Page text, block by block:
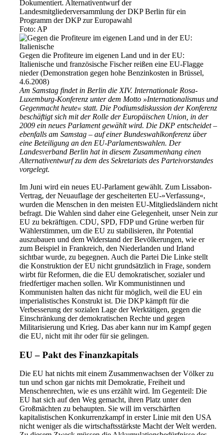
Dokumentiert. Alternativentwurf der
Landesmitgliederversammlung der DKP Berlin für ein
Programm der DKP zur Europawahl
Foto: AP
Gegen die Profiteure im eigenen Land und in der EU:
Italienische und französische Fischer reißen eine EU-Flagge
nieder (Demonstration gegen hohe Benzinkosten in Brüssel,
4.6.2008)
Am Samstag findet in Berlin die XIV. Internationale Rosa-
Luxemburg-Konferenz unter dem Motto »Internationalismus und
Gegenmacht heute« statt. Die Podiumsdiskussion der Konferenz
beschäftigt sich mit der Rolle der Europäischen Union, in der
2009 ein neues Parlament gewählt wird. Die DKP entscheidet –
ebenfalls am Samstag – auf einer Bundeswahlkonferenz über
eine Beteiligung an den EU-Parlamentswahlen. Der
Landesverband Berlin hat in diesem Zusammenhang einen
Alternativentwurf zu dem des Sekretariats des Parteivorstandes
vorgelegt.
Im Juni wird ein neues EU-Parlament gewählt. Zum Lissabon-
Vertrag, der Neuauflage der gescheiterten EU-»Verfassung«,
wurden die Menschen in den meisten EU-Mitgliedsländern nicht
befragt. Die Wahlen sind daher eine Gelegenheit, unser Nein zur
EU zu bekräftigen. CDU, SPD, FDP und Grüne werben für
Wählerstimmen, um die EU zu stabilisieren, ihr Potential
auszubauen und dem Widerstand der Bevölkerungen, wie er
zum Beispiel in Frankreich, den Niederlanden und Irland
sichtbar wurde, zu begegnen. Auch die Partei Die Linke stellt
die Konstruktion der EU nicht grundsätzlich in Frage, sondern
wirbt für Reformen, die die EU demokratischer, sozialer und
friedfertiger machen sollen. Wir Kommunistinnen und
Kommunisten halten das nicht für möglich, weil die EU ein
imperialistisches Konstrukt ist. Die DKP kämpft für die
Verbesserung der sozialen Lage der Werktätigen, gegen die
Einschränkung der demokratischen Rechte und gegen
Militarisierung und Krieg. Das aber kann nur im Kampf gegen
die EU, nicht mit ihr oder für sie gelingen.
EU – Pakt des Finanzkapitals
Die EU hat nichts mit einem Zusammenwachsen der Völker zu
tun und schon gar nichts mit Demokratie, Freiheit und
Menschenrechten, wie es uns erzählt wird. Im Gegenteil: Die
EU hat sich auf den Weg gemacht, ihren Platz unter den
Großmächten zu behaupten. Sie will im verschärften
kapitalistischen Konkurrenzkampf in erster Linie mit den USA
nicht weniger als die wirtschaftsstärkste Macht der Welt werden.